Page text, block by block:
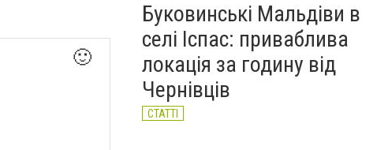
🙂
захищаючи Україну: у
Чернівцях відбудеться
прощання
НОВИНИ
Буковинські Мальдіви в
селі Іспас: приваблива
локація за годину від
Чернівців
СТАТТІ